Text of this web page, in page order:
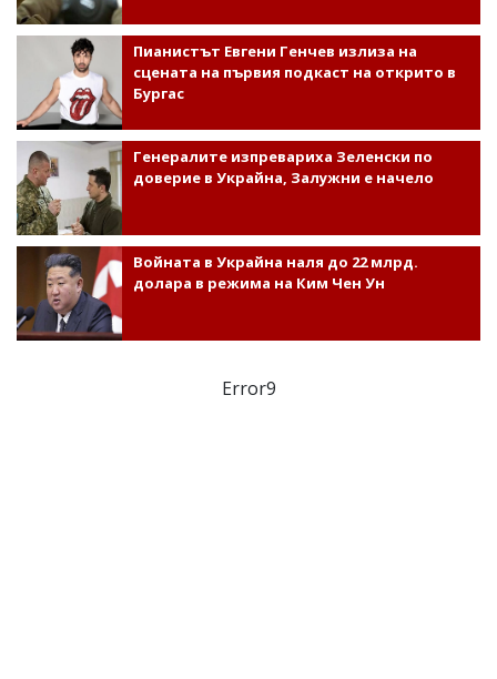
Пианистът Евгени Генчев излиза на
сцената на първия подкаст на открито в
Бургас
Генералите изпревариха Зеленски по
доверие в Украйна, Залужни е начело
Войната в Украйна наля до 22 млрд.
долара в режима на Ким Чен Ун
Error9